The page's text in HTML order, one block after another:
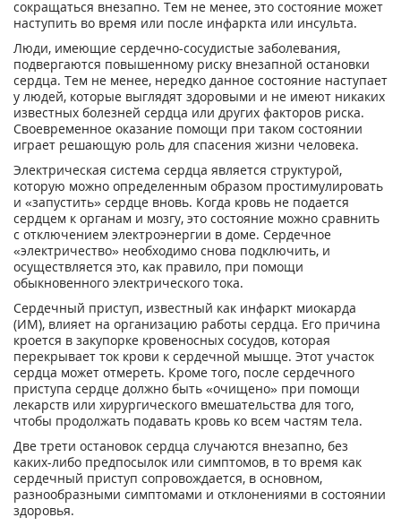
сокращаться внезапно. Тем не менее, это состояние может
наступить во время или после инфаркта или инсульта.
Люди, имеющие сердечно-сосудистые заболевания,
подвергаются повышенному риску внезапной остановки
сердца. Тем не менее, нередко данное состояние наступает
у людей, которые выглядят здоровыми и не имеют никаких
известных болезней сердца или других факторов риска.
Своевременное оказание помощи при таком состоянии
играет решающую роль для спасения жизни человека.
Электрическая система сердца является структурой,
которую можно определенным образом простимулировать
и «запустить» сердце вновь. Когда кровь не подается
сердцем к органам и мозгу, это состояние можно сравнить
с отключением электроэнергии в доме. Сердечное
«электричество» необходимо снова подключить, и
осуществляется это, как правило, при помощи
обыкновенного электрического тока.
Сердечный приступ, известный как инфаркт миокарда
(ИМ), влияет на организацию работы сердца. Его причина
кроется в закупорке кровеносных сосудов, которая
перекрывает ток крови к сердечной мышце. Этот участок
сердца может отмереть. Кроме того, после сердечного
приступа сердце должно быть «очищено» при помощи
лекарств или хирургического вмешательства для того,
чтобы продолжать подавать кровь ко всем частям тела.
Две трети остановок сердца случаются внезапно, без
каких-либо предпосылок или симптомов, в то время как
сердечный приступ сопровождается, в основном,
разнообразными симптомами и отклонениями в состоянии
здоровья.